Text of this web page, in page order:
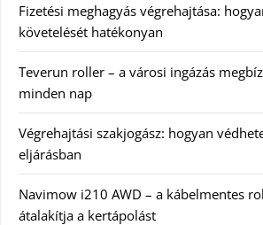
Fizetési meghagyás végrehajtása:
követelését hatékonyan
Teverun roller – a városi ingázás
minden nap
Végrehajtási szakjogász: hogyan
eljárásban
Navimow i210 AWD – a kábelmentes
átalakítja a kertápolást